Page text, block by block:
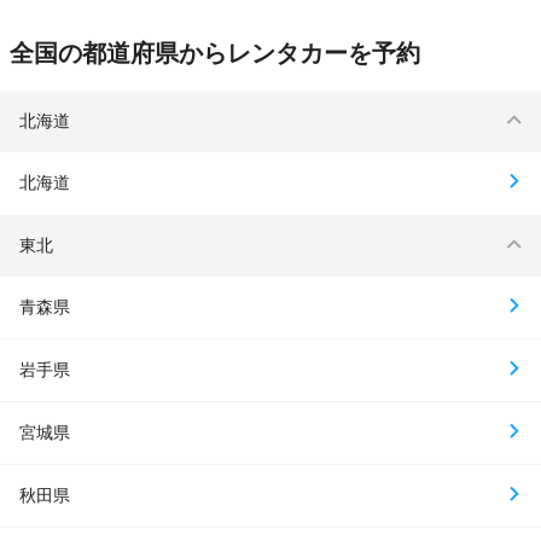
全国の都道府県からレンタカーを予約
北海道
北海道
東北
青森県
岩手県
宮城県
秋田県